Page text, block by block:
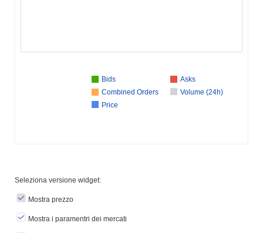
Bids
Asks
Combined Orders
Volume (24h)
Price
Seleziona versione widget:
Mostra prezzo
Mostra i paramentri dei mercati